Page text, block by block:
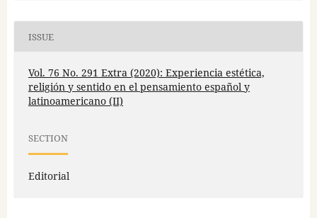
ISSUE
Vol. 76 No. 291 Extra (2020): Experiencia estética,
religión y sentido en el pensamiento español y
latinoamericano (II)
SECTION
Editorial